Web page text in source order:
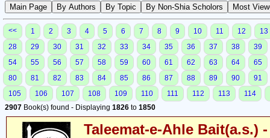
<< 1 2 3 4 5 6 7 8 9 10 11 12
13
28
29 30 31 32 33 34 35 36 37 38
39
54
55 56 57 58 59 60 61 62 63 64
65
80
81 82 83 84 85 86 87 88 89 90
91
105
106 107 108 109 110 111 112 113
114
2907 Book(s) found - Displaying 1826 to 1850
Taleemat-e-Ahle Bait(a.s.)